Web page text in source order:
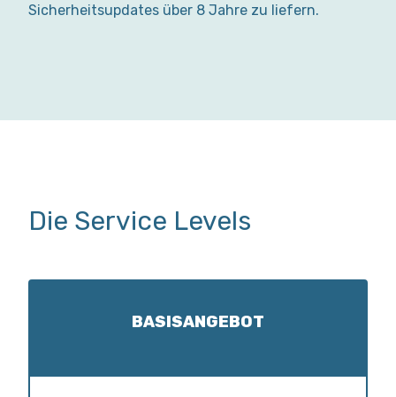
Sicherheitsupdates über 8 Jahre zu liefern.
Die Service Levels
BASISANGEBOT